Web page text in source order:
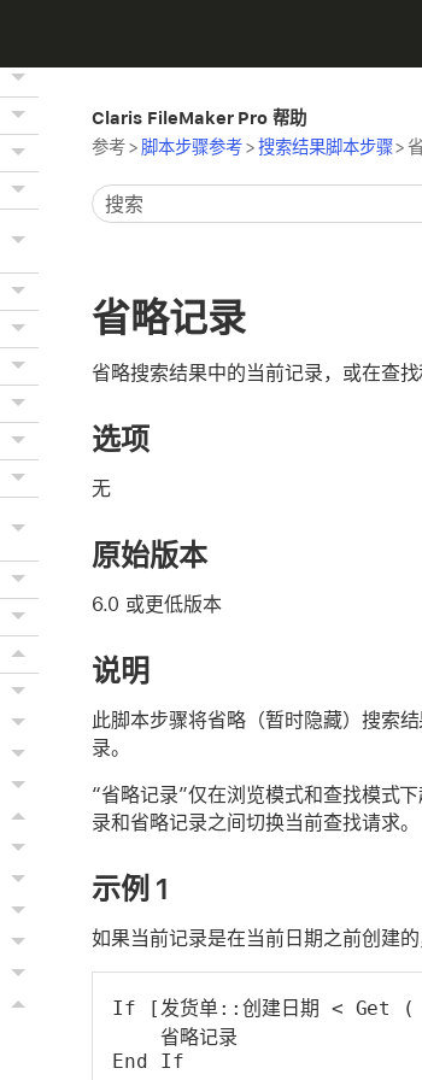
Claris FileMaker Pro 帮助
参考> 脚本步骤参考>搜索结果脚本步骤>
省略记录
省略搜索结果中的当前记录，或在查
选项
无
原始版本
6.0 或更低版本
说明
此脚本步骤将省略（暂时隐藏）搜索
录。
“省略记录”仅在浏览模式和查找模式
录和省略记录之间切换当前查找请求。
示例 1
如果当前记录是在当前日期之前创建
If [发货单::创建日期 < Get (
省略记录
End If